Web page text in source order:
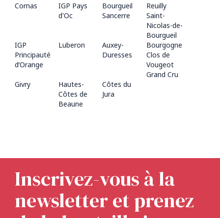
Cornas
IGP Pays
d'Oc
Bourgueil
Reuilly
Sancerre
Saint-
Nicolas-de-
Bourgueil
IGP
Principauté
d’Orange
Luberon
Auxey-
Duresses
Bourgogne
Clos de
Vougeot
Grand Cru
Givry
Hautes-
Côtes de
Beaune
Côtes du
Jura
Inscrivez-vous à la
newsletter et prenez